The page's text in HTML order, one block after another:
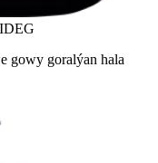
gowy goralýan hala